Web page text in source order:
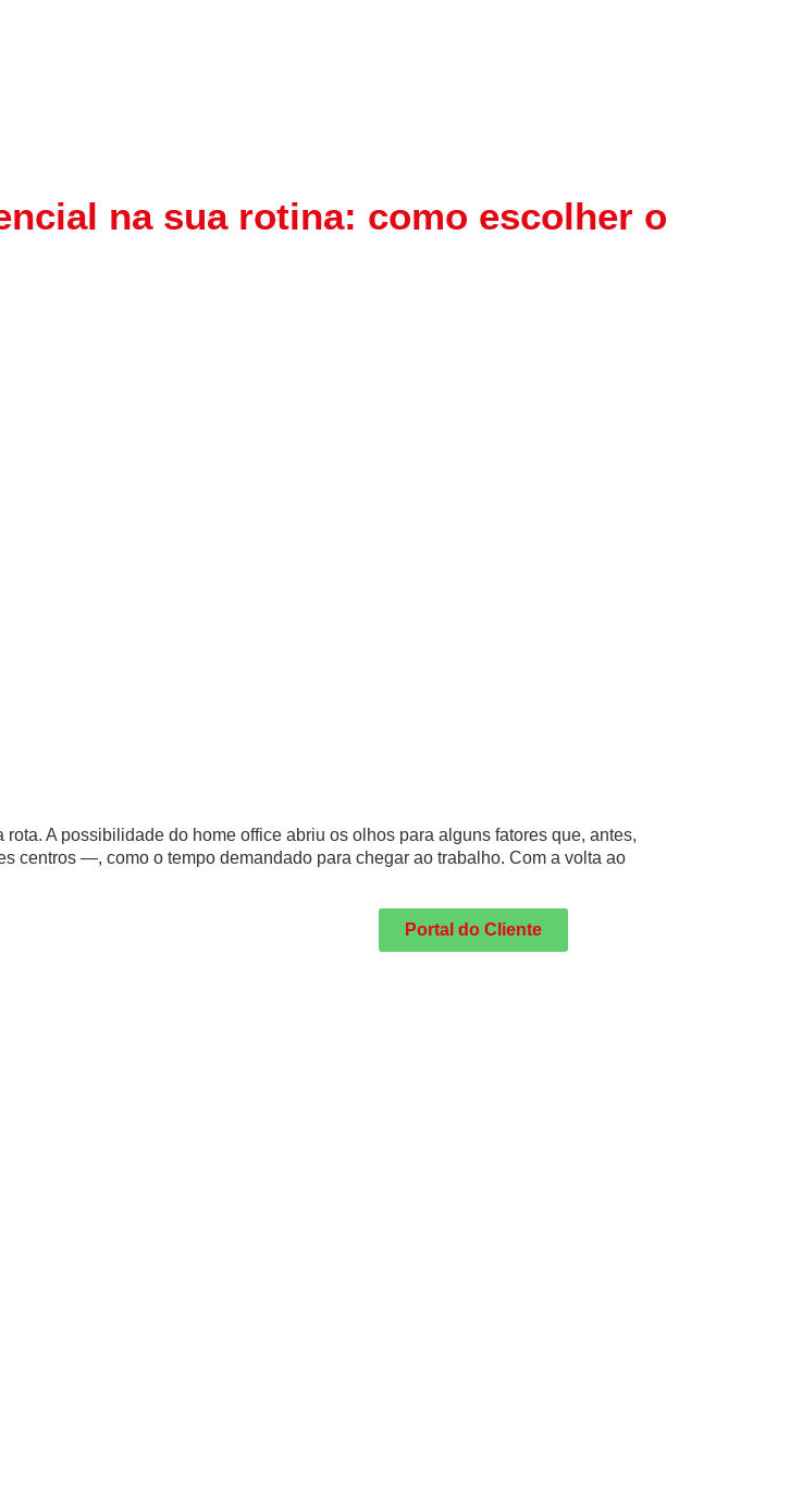
na sua rotina: como escolher o
A possibilidade do home office abriu os olhos para alguns fatores que, antes,
centros ―, como o tempo demandado para chegar ao trabalho. Com a volta ao
Portal do Cliente